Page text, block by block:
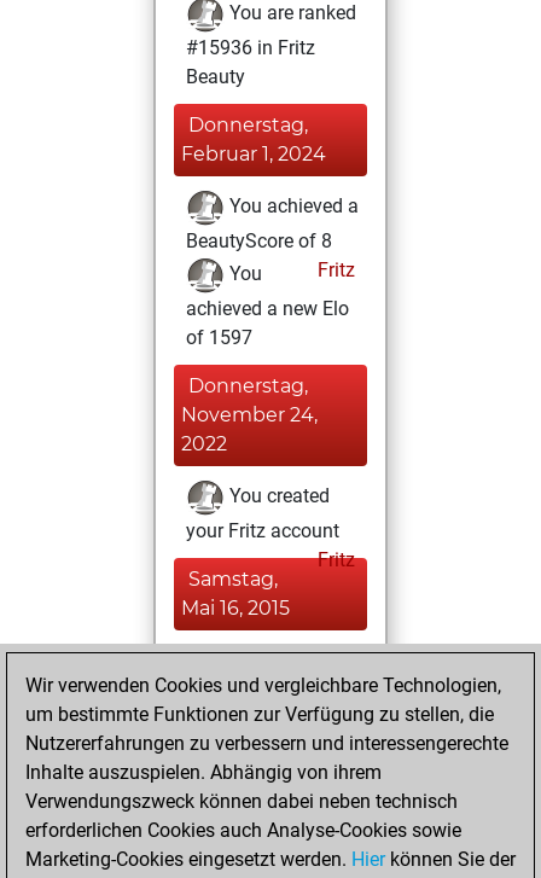
You are ranked
#15936 in Fritz
Beauty
Donnerstag,
Februar 1, 2024
You achieved a
BeautyScore of 8
Fritz
You
achieved a new Elo
of 1597
Donnerstag,
November 24,
2022
You created
your Fritz account
Fritz
Samstag,
Mai 16, 2015
You played 100
slow games
Play
You scored +52
=2 -46 in slow games
Samstag, Mai 31,
2014
Wir verwenden Cookies und vergleichbare Technologien,
um bestimmte Funktionen zur Verfügung zu stellen, die
Nutzererfahrungen zu verbessern und interessengerechte
Inhalte auszuspielen. Abhängig von ihrem
Verwendungszweck können dabei neben technisch
erforderlichen Cookies auch Analyse-Cookies sowie
Marketing-Cookies eingesetzt werden. Hierkönnen Sie der